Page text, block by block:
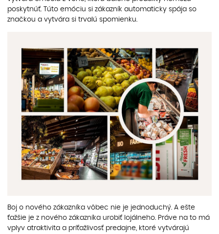
poskytnúť. Túto emóciu si zákazník automaticky spája so
značkou a vytvára si trvalú spomienku.
Boj o nového zákazníka vôbec nie je jednoduchý. A ešte
ťažšie je z nového zákazníka urobiť lojálneho. Práve na to má
vplyv atraktivita a príťažlivosť predajne, ktoré vytvárajú